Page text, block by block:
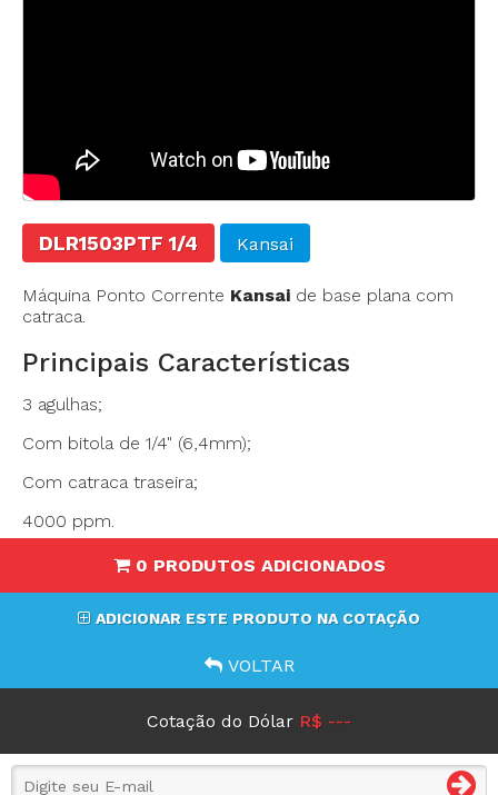
DLR1503PTF 1/4 Kansai
Máquina Ponto Corrente Kansai de base plana com
catraca.
Principais Características
3 agulhas;
Com bitola de 1/4" (6,4mm);
Com catraca traseira;
4000 ppm.
0 PRODUTOS ADICIONADOS
ADICIONAR ESTE PRODUTO NA COTAÇÃO
VOLTAR
Cotação do Dólar R$ ---